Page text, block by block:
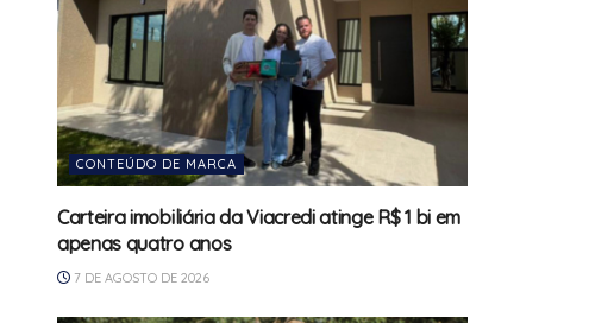
CONTEÚDO DE MARCA
Carteira imobiliária da Viacredi atinge R$ 1 bi em
apenas quatro anos
7 DE AGOSTO DE 2026